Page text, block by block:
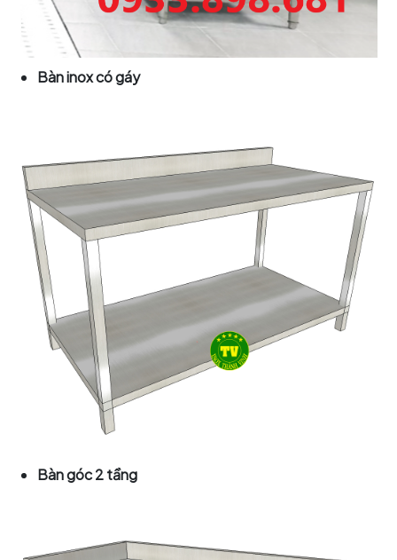
Bàn inox có gáy
Bàn góc 2 tầng